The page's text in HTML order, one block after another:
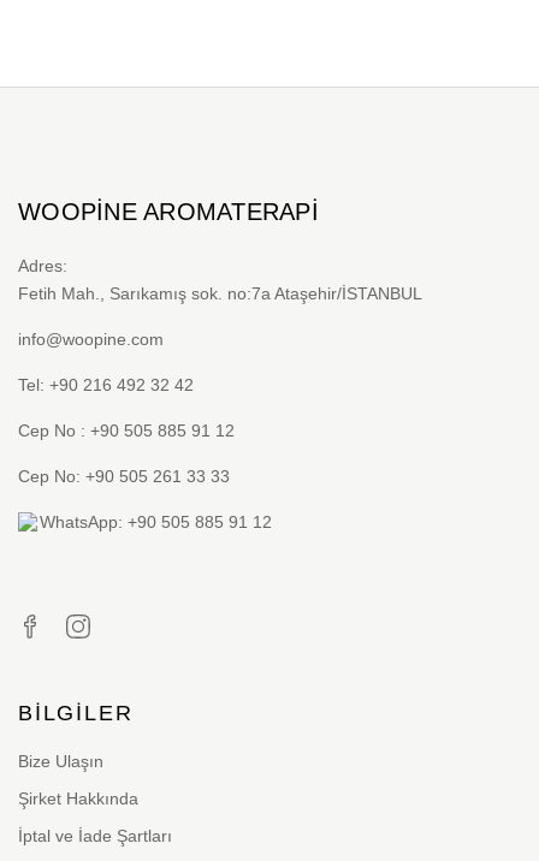
seçilebilir
WOOPINE AROMATERAPI
Adres:
Fetih Mah., Sarıkamış sok. no:7a Ataşehir/İSTANBUL
info@woopine.com
Tel: +90 216 492 32 42
Cep No : +90 505 885 91 12
Cep No: +90 505 261 33 33
WhatsApp: +90 505 885 91 12
BILGILER
Bize Ulaşın
Şirket Hakkında
İptal ve İade Şartları